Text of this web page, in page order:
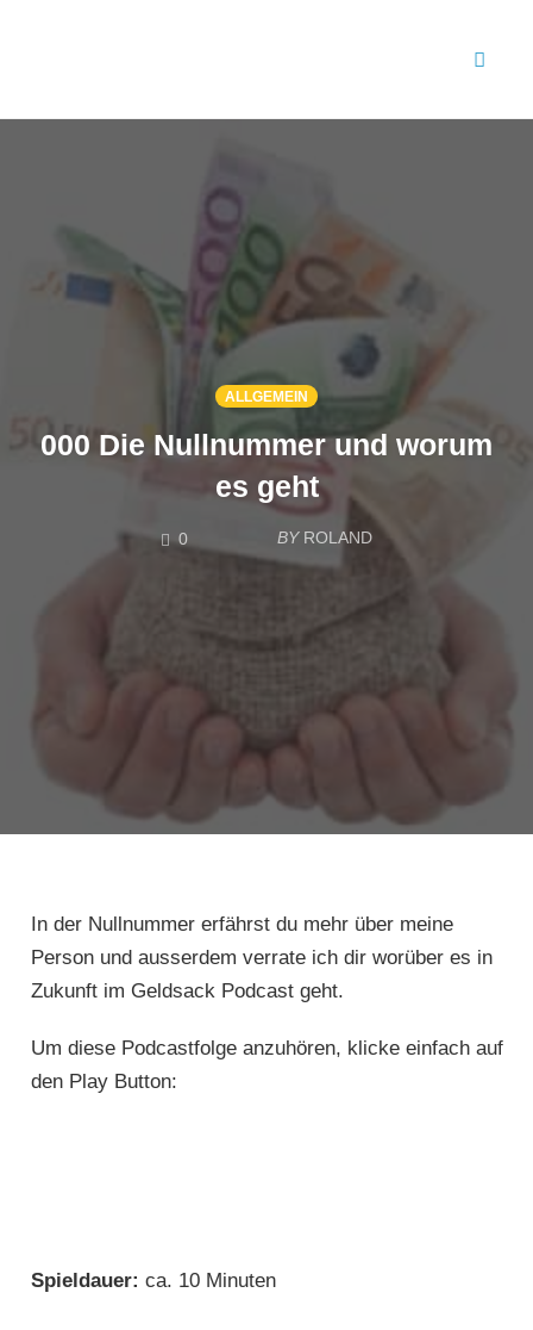
ALLGEMEIN
000 Die Nullnummer und worum
es geht
0
COMMENTS
BY ROLAND
In der Nullnummer erfährst du mehr über meine
Person und ausserdem verrate ich dir worüber es in
Zukunft im Geldsack Podcast geht.
Um diese Podcastfolge anzuhören, klicke einfach auf
den Play Button:
Spieldauer: ca. 10 Minuten